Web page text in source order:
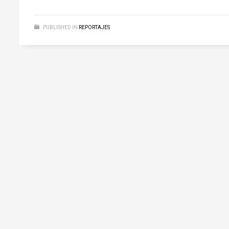
PUBLISHED IN REPORTAJES